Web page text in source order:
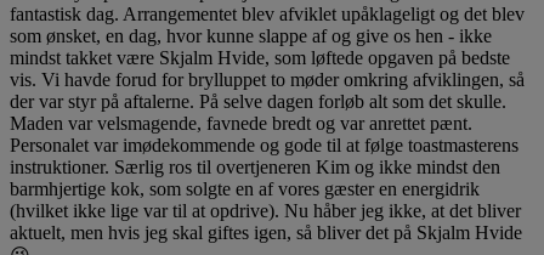
fantastisk dag. Arrangementet blev afviklet upåklageligt og det blev
som ønsket, en dag, hvor kunne slappe af og give os hen - ikke
mindst takket være Skjalm Hvide, som løftede opgaven på bedste
vis. Vi havde forud for brylluppet to møder omkring afviklingen, så
der var styr på aftalerne. På selve dagen forløb alt som det skulle.
Maden var velsmagende, favnede bredt og var anrettet pænt.
Personalet var imødekommende og gode til at følge toastmasterens
instruktioner. Særlig ros til overtjeneren Kim og ikke mindst den
barmhjertige kok, som solgte en af vores gæster en energidrik
(hvilket ikke lige var til at opdrive). Nu håber jeg ikke, at det bliver
aktuelt, men hvis jeg skal giftes igen, så bliver det på Skjalm Hvide